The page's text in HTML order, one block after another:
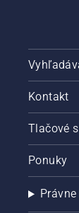
Kontakt
Tlačové
Ponuky